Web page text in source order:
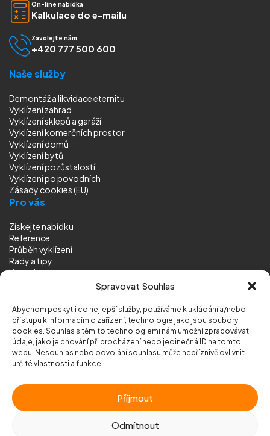
Spravovat Souhlas
Abychom poskytli co nejlepší služby, používáme k ukládání a/nebo
přístupu k informacím o zařízení, technologie jako jsou soubory
cookies. Souhlas s těmito technologiemi nám umožní zpracovávat
údaje, jako je chování při procházení nebo jedinečná ID na tomto
webu. Nesouhlas nebo odvolání souhlasu může nepříznivě ovlivnit
určité vlastnosti a funkce.
Příjmout
Odmítnout
On-line nabídka
Kalkulace do e-mailu
Zavolejte nám
+420 777 500 600
Naše služby
Demontáž a likvidace eternitu
Vyklízení zahrad
Vyklízení sklepů a garáží
Vyklízení komerčních prostor
Vyklízení domů
Vyklízení bytů
Vyklízení pozůstalostí
Vyklízenípo povodních
Zásady cookies (EU)
Pro vás
Získejte nabídku
Reference
Průběh vyklízení
Rady a tipy
Kontakt
© 2026 Vyklizeni.cz (mapa stránek)
Chráněno služboureCAPTCHA